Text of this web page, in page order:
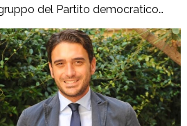
del Partito democratico
parlamentare
hanno fatto visita a Patrizia
imprenditrice agricola di
(Rc) la cui azienda è stata più
da incendi, furti e
L’ultimo grave episodio